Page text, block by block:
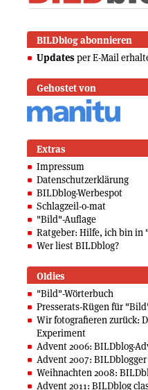
BILDblog abonnieren
Updates per E-Mail
Gehostet von
Extras
Impressum
Datenschutzerklärung
BILDblog-Werbespot
Schlagzeil-o-mat
"Bild"-Auflage
Ratgeber: Hilfe, ich bin in
Wer liest BILDblog?
Oldies
"Bild"-Wörterbuch
Presserats-Rügen für
Wir fotografieren zurück:
Experiment
Advent 2006: BILDblog-
Advent 2007:
Weihnachten 2008:
Advent 2011: BILDblog